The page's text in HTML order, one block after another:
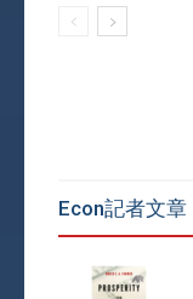
Econ記者文章